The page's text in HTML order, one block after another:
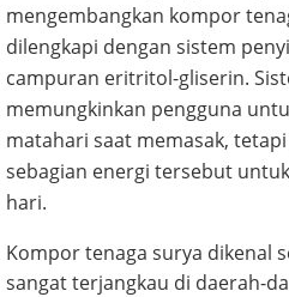
mengembangkan kompor
dilengkapi dengan sistem
campuran eritritol-gliserin.
memungkinkan pengguna
matahari saat memasak,
sebagian energi tersebut
hari.
Kompor tenaga surya dikenal
sangat terjangkau di daerah-